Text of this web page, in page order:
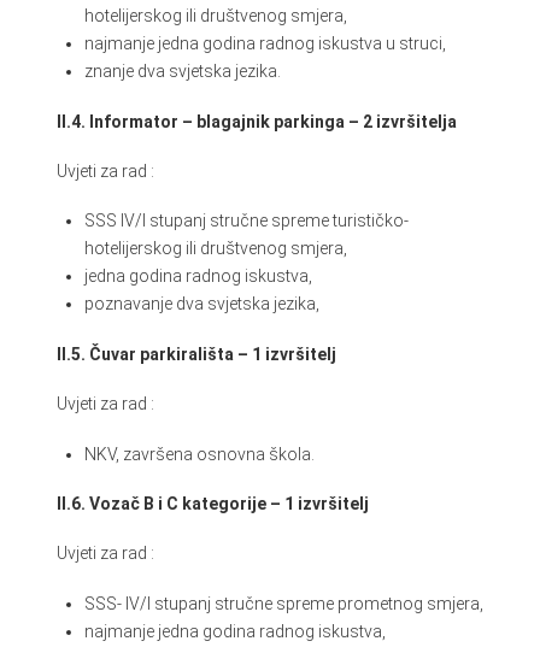
hotelijerskog ili društvenog smjera,
najmanje jedna godina radnog iskustva u struci,
znanje dva svjetska jezika.
II.4. Informator – blagajnik parkinga – 2 izvršitelja
Uvjeti za rad :
SSS IV/I stupanj stručne spreme turističko-
hotelijerskog ili društvenog smjera,
jedna godina radnog iskustva,
poznavanje dva svjetska jezika,
II.5. Čuvar parkirališta – 1 izvršitelj
Uvjeti za rad :
NKV, završena osnovna škola.
II.6. Vozač B i C kategorije – 1 izvršitelj
Uvjeti za rad :
SSS- IV/I stupanj stručne spreme prometnog smjera,
najmanje jedna godina radnog iskustva,